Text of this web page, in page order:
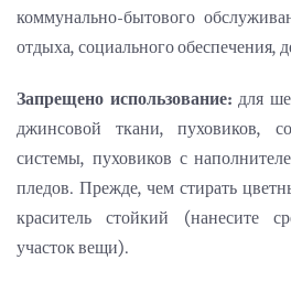
коммунально-бытового
отдыха, социального обеспечения,
Запрещено использование:для
джинсовой ткани, пуховиков,
системы, пуховиков с
пледов. Прежде, чем стирать
краситель стойкий (нанесите
участок вещи).